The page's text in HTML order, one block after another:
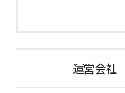
運営会社